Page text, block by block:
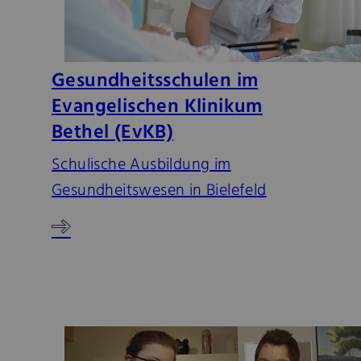
Gesundheitsschulen im
Evangelischen Klinikum
Bethel (EvKB)
Schulische Ausbildung im
Gesundheitswesen in Bielefeld